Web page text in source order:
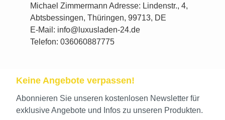
Michael Zimmermann Adresse: Lindenstr., 4,
Abtsbessingen, Thüringen, 99713, DE
E-Mail: info@luxusladen-24.de
Telefon: 036060887775
Keine Angebote verpassen!
Abonnieren Sie unseren kostenlosen Newsletter für
exklusive Angebote und Infos zu unseren Produkten.